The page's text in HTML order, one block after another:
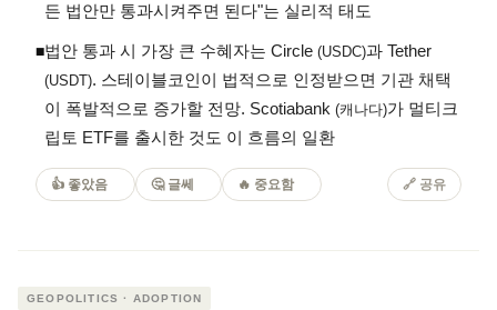
든 법안만 통과시켜주면 된다"는 실리적 태도
◾법안 통과 시 가장 큰 수혜자는 Circle (USDC)과 Tether
(USDT). 스테이블코인이 법적으로 인정받으면 기관 채택
이 폭발적으로 증가할 전망. Scotiabank (캐나다)가 멀티크
립토 ETF를 출시한 것도 이 흐름의 일환
👍 좋았음 🤔 글쎄 🔥 중요함 🔗 공유
GEOPOLITICS · ADOPTION